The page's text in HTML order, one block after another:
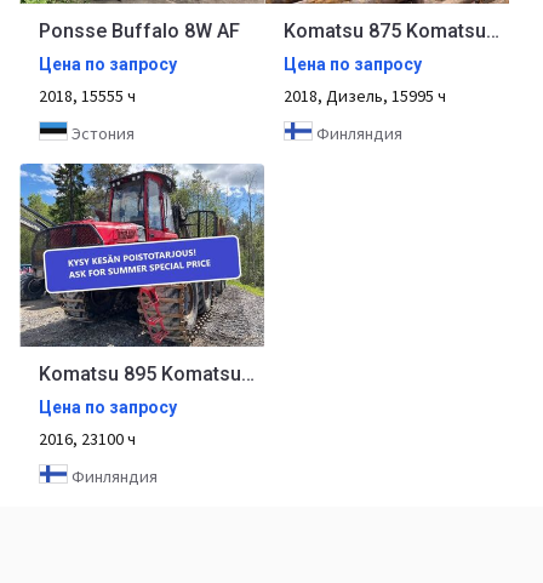
Ponsse Buffalo 8W AF
Цена по запросу
2018, 15555 ч
Эстония
Komatsu 875 Komatsu 875
Цена по запросу
2018, Дизель, 15995 ч
Финляндия
Komatsu 895 Komatsu 895
Цена по запросу
2016, 23100 ч
Финляндия